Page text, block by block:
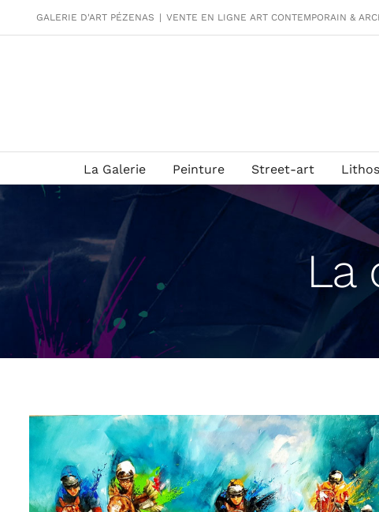
au
GALERIE D'ART PÉZENAS | VENTE EN LIGNE ART CONTEMPORAIN &
La Galerie Peinture Street-art
La